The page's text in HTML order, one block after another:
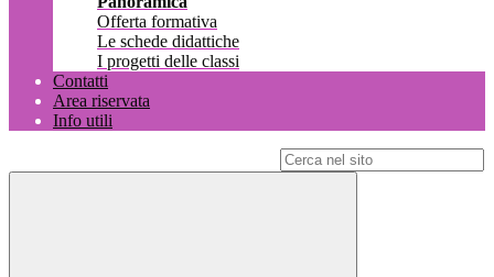
Offerta formativa
Le schede didattiche
I progetti delle classi
Contatti
Area riservata
Info utili